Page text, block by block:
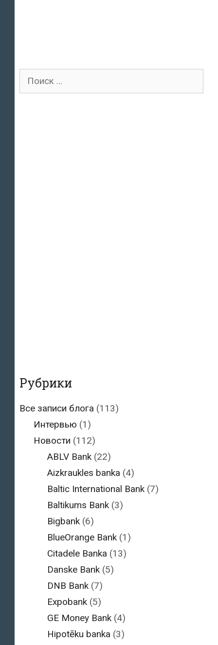
Поиск
Рубрики
Все записи блога (113)
Интервью (1)
Новости (112)
ABLV Bank (22)
Aizkraukles banka (4)
Baltic International Bank (7)
Baltikums Bank (3)
Bigbank (6)
BlueOrange Bank (1)
Citadele Banka (13)
Danske Bank (5)
DNB Bank (7)
Expobank (5)
GE Money Bank (4)
Hipotēku banka (3)